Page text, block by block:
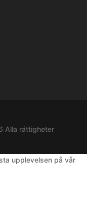
rättigheter
upplevelsen på vår